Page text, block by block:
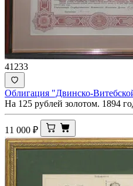
41233
Облигация "Двинско-
На 125 рублей золотом. 1894
11 000 ₽